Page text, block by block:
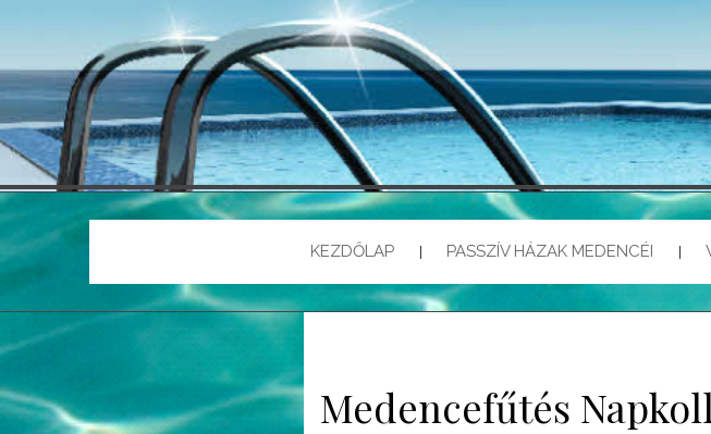
KEZDŐLAP PASSZÍV HÁZAK MEDENCÉI
Medencefűtés